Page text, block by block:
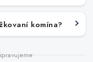
komína?